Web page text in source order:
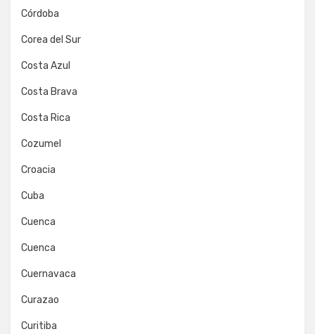
Córdoba
Corea del Sur
Costa Azul
Costa Brava
Costa Rica
Cozumel
Croacia
Cuba
Cuenca
Cuenca
Cuernavaca
Curazao
Curitiba